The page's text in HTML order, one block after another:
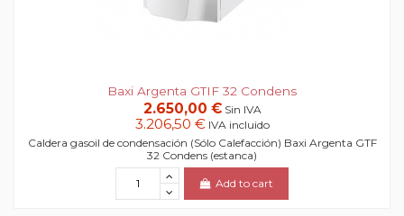
Baxi Argenta GTIF 32 Condens
2.650,00 € Sin IVA
3.206,50 € IVA incluido
Caldera gasoil de condensación (Sólo Calefacción) Baxi Argenta GTF
32 Condens (estanca)
Add to cart